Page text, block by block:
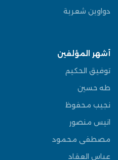
دواوين شعرية
أشهر المؤلفين
توفيق الحكيم
طه حسين
نجيب محفوظ
انيس منصور
مصطفى محمود
عباس العقاد